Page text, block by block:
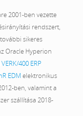
2001-ben vezette
rendszert,
sikeres
Oracle Hyperion
VERK/400 ERP
EDM elektronikus
ben, valamint a
szállítása 2018-